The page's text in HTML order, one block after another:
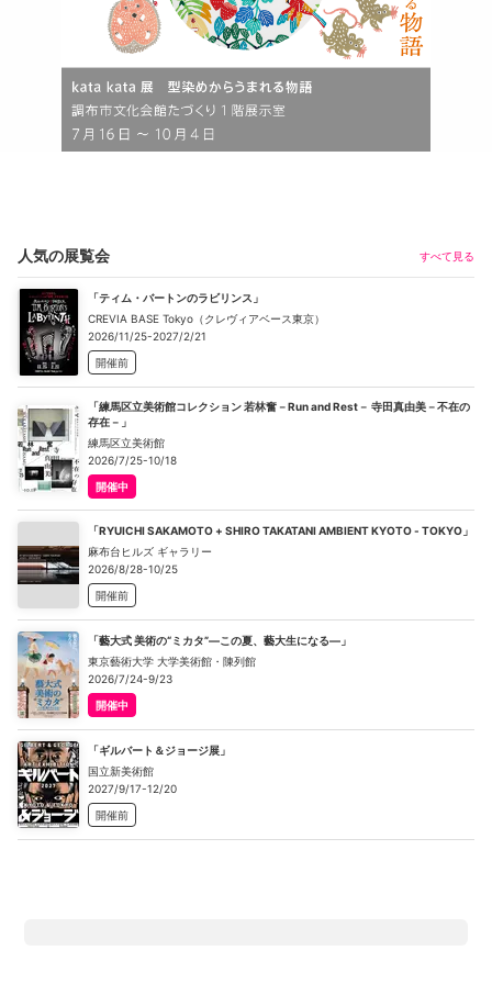
人気の展覧会 すべて見る
「ティム・バートンのラビリンス」
CREVIA BASE Tokyo（クレヴィアベース東京）
2026/11/25-2027/2/21
開催前
「練馬区立美術館コレクション 若林奮－Run and Rest－ 寺田真由美－不在の
存在－」
練馬区立美術館
2026/7/25-10/18
開催中
「RYUICHI SAKAMOTO + SHIRO TAKATANI AMBIENT KYOTO - TOKYO」
麻布台ヒルズ ギャラリー
2026/8/28-10/25
開催前
「藝大式 美術の“ミカタ”―この夏、藝大生になる―」
東京藝術大学 大学美術館・陳列館
2026/7/24-9/23
開催中
「ギルバート＆ジョージ展」
国立新美術館
2027/9/17-12/20
開催前